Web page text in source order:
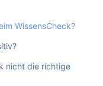
WissensCheck?
nicht die richtige